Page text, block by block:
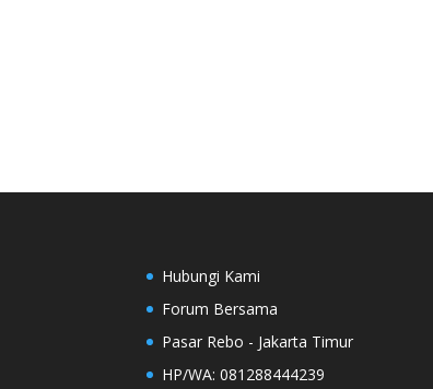
Hubungi Kami
Forum Bersama
Pasar Rebo - Jakarta Timur
HP/WA: 081288444239